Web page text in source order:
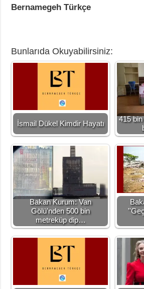
Bernamegeh Türkçe
Bunlarıda Okuyabilirsiniz:
İsmail Dükel Kimdir Hayatı
415
Bakan Kurum: Van
Gölü'nden 500 bin
metreküp dip…